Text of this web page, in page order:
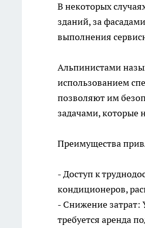
В некоторых
зданий, за
выполнения
Альпинистами
использованием
позволяют им
задачами, которые
Преимущества
- Доступ к
кондиционеров,
- Снижение затрат:
требуется аренда